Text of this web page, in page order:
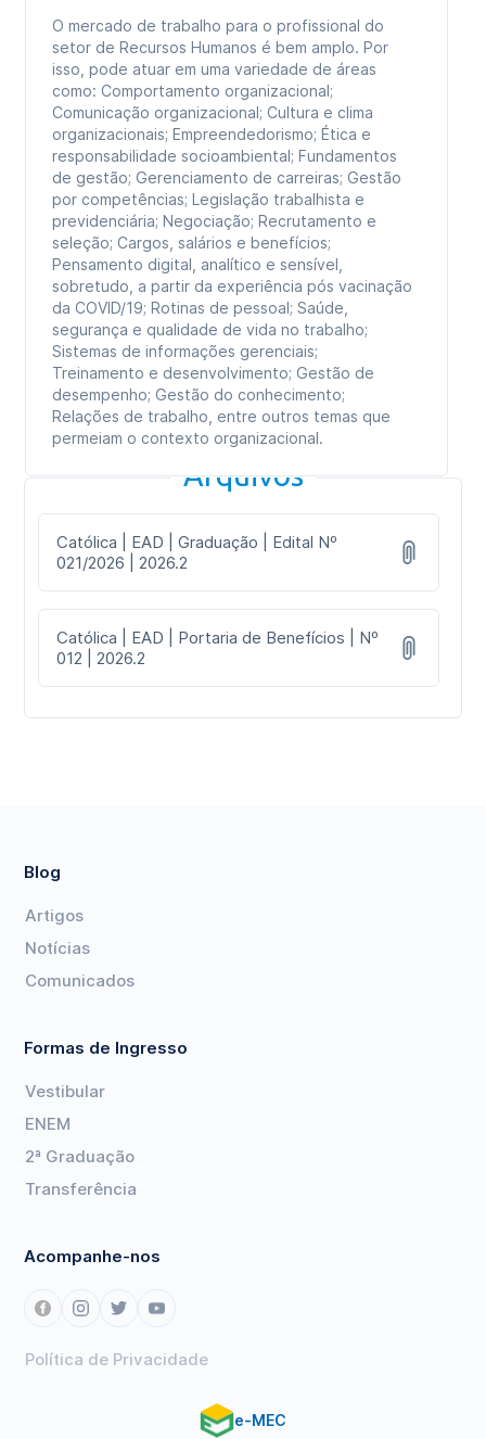
O mercado de trabalho para o profissional do
setor de Recursos Humanos é bem amplo. Por
isso, pode atuar em uma variedade de áreas
como: Comportamento organizacional;
Comunicação organizacional; Cultura e clima
organizacionais; Empreendedorismo; Ética e
responsabilidade socioambiental; Fundamentos
de gestão; Gerenciamento de carreiras; Gestão
por competências; Legislação trabalhista e
previdenciária; Negociação; Recrutamento e
seleção; Cargos, salários e benefícios;
Pensamento digital, analítico e sensível,
sobretudo, a partir da experiência pós vacinação
da COVID/19; Rotinas de pessoal; Saúde,
segurança e qualidade de vida no trabalho;
Sistemas de informações gerenciais;
Treinamento e desenvolvimento; Gestão de
desempenho; Gestão do conhecimento;
Relações de trabalho, entre outros temas que
permeiam o contexto organizacional.
Arquivos
Católica | EAD | Graduação | Edital Nº
021/2026 | 2026.2
Católica | EAD | Portaria de Benefícios | Nº
012 | 2026.2
Blog
Artigos
Notícias
Comunicados
Formas de Ingresso
Vestibular
ENEM
2ª Graduação
Transferência
Acompanhe-nos
Política de Privacidade
e-MEC